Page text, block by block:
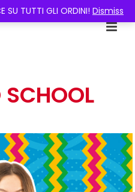
SU TUTTI GLI ORDINI! Dismiss